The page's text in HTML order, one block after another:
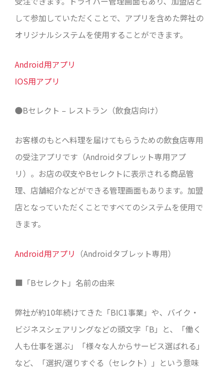
して参加していただくことで、アプリを含めた弊社の
オリジナルシステムを使用することができます。
Android用アプリ
IOS用アプリ
●Bセレクト – レストラン（飲食店向け）
お客様のもとへ料理を届けてもらうための飲食店専用
の受注アプリです（Androidタブレット専用アプ
リ）。お店の収支やBセレクトに表示される商品管
理、店舗紹介などができる管理画面もあります。加盟
店となっていただくことですベてのシステムを使用で
きます。
Android用アプリ （Androidタブレット専用）
■「Bセレクト」名前の由来
弊社が約10年続けてきた「BIC1事業」や、バイク・
ビジネスシェアリングなどの頭文字「B」と、「働く
人も仕事を選ぶ」「様々な人からサービス選ばれる」
など、「選択/選りすぐる（セレクト）」という意味